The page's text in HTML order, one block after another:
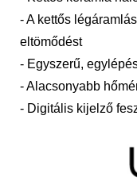
- A kettős
eltömődést
- Egyszerű,
- Alacsonyabb
- Digitális kijelző